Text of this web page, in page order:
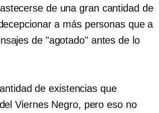
de una gran cantidad de
a más personas que a
de "agotado" antes de lo
de existencias que
Viernes Negro, pero eso no